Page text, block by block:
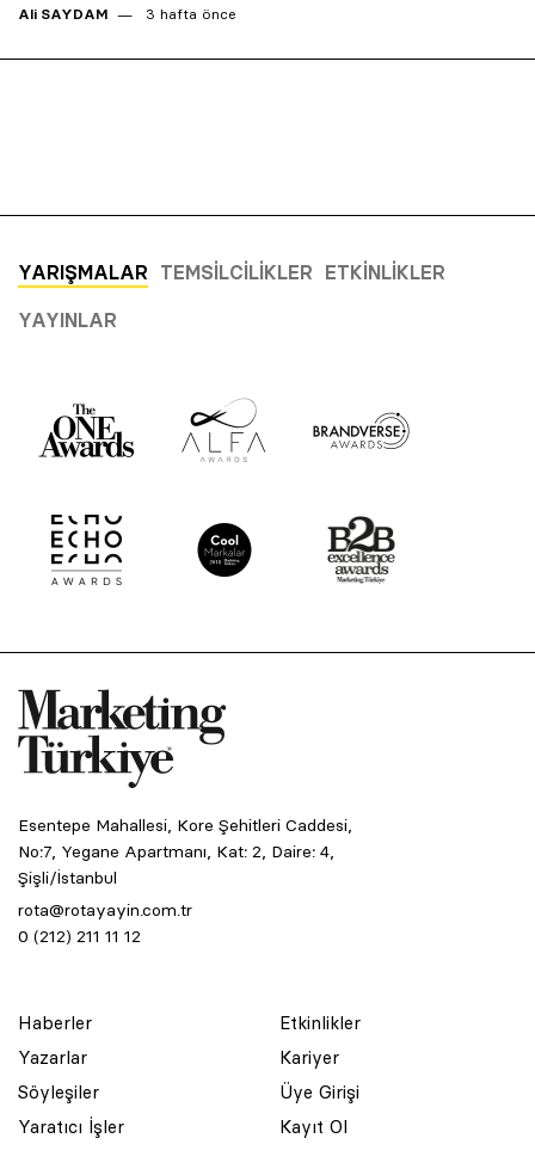
Ali SAYDAM 3 hafta önce
YARIŞMALAR TEMSILCILIKLER ETKINLIKLER
YAYINLAR
Esentepe Mahallesi, Kore Şehitleri Caddesi,
No:7, Yegane Apartmanı, Kat: 2, Daire: 4,
Şişli/İstanbul
rota@rotayayin.com.tr
0 (212) 211 11 12
Haberler
Yazarlar
Söyleşiler
Yaratıcı İşler
Etkinlikler
Kariyer
Üye Girişi
Kayıt Ol